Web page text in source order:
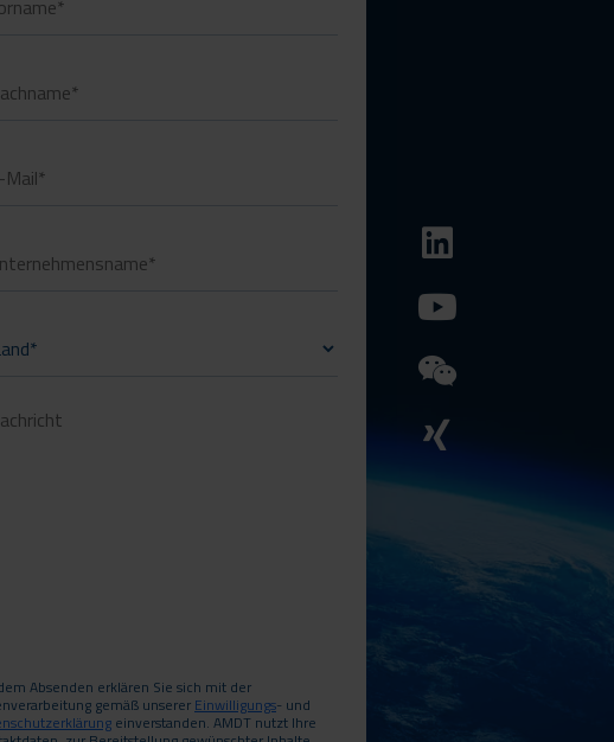
Absenden erklären Sie sich mit der
gemäß unserer Einwilligungs- und
einverstanden. AMDT nutzt Ihre